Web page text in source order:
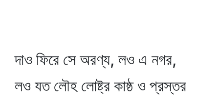
দাও ফিরে সে অরণ্য, লও এ নগর,
লও যত লৌহ লোষ্ট্র কাষ্ঠ ও প্রস্তর